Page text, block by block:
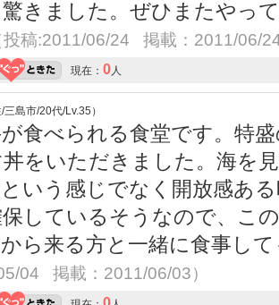
きました。ぜひまたやっ
投稿:2011/06/24 掲載：2011/06/
現在： 0人
島市/20代/Lv.35）
食べられる食堂です。特
をいただきました。海を
いう感じでなく開放感あ
保しているそうなので、こ
ら来る方と一緒に食事し
04 掲載：2011/06/03）